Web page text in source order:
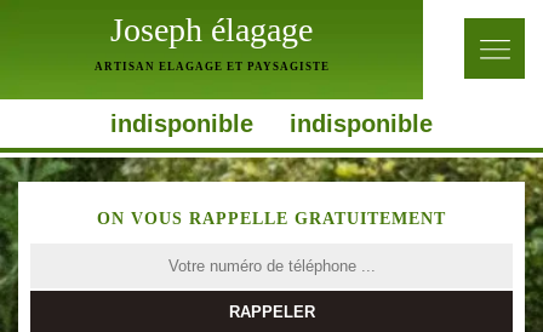
Joseph élagage
ARTISAN ELAGAGE ET PAYSAGISTE
indisponible indisponible
ON VOUS RAPPELLE GRATUITEMENT